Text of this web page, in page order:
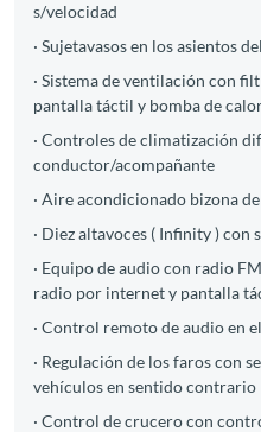
s/velocidad
· Sujetavasos en los asientos
· Sistema de ventilación con
pantalla táctil y bomba de
· Controles de climatización
conductor/acompañante
· Aire acondicionado bizona
· Diez altavoces ( Infinity ) con
· Equipo de audio con radio
radio por internet y pantalla
· Control remoto de audio en
· Regulación de los faros con
vehículos en sentido contrario
· Control de crucero con